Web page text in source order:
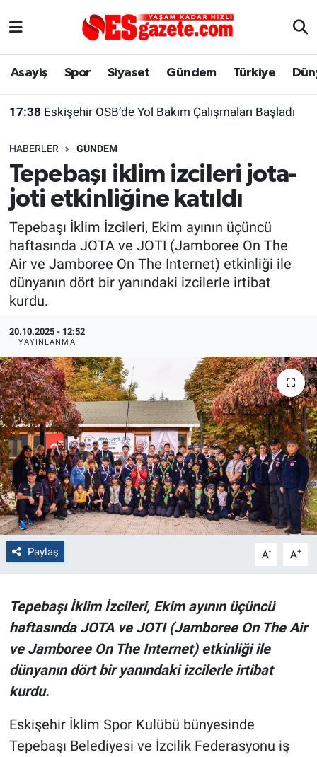
Asayiş Spor Siyaset Gündem Türkiye
17:38 Eskişehir OSB’de Yol Bakım Çalışmaları Başladı
HABERLER GÜNDEM
Tepebaşı iklim izcileri jota-
joti etkinliğine katıldı
Tepebaşı İklim İzcileri, Ekim ayının üçüncü
haftasında JOTA ve JOTI (Jamboree On The
Air ve Jamboree On The Internet) etkinliği ile
dünyanın dört bir yanındaki izcilerle irtibat
kurdu.
20.10.2025 - 12:52
YAYINLANMA
Paylaş A- A+
Tepebaşı İklim İzcileri, Ekim ayının üçüncü
haftasında JOTA ve JOTI (Jamboree On The Air
ve Jamboree On The Internet) etkinliği ile
dünyanın dört bir yanındaki izcilerle irtibat
kurdu.
Eskişehir İklim Spor Kulübü bünyesinde
Tepebaşı Belediyesi ve İzcilik Federasyonu iş
Asayiş
Gündem
Türkiye
Dünya
Sağlık
Alış-Veriş/İş dünyası
Yaşam
Eskişehirspor Arşivi
Eskişehir Arşivi
Röportaj
Ekonomi
Kültür Sanat
Politika
Bilecik
Kütahya
Gezi
Genel
Çevre
Yerel
Magazin
Bilim ve Teknoloji
Eskişehir Nöbetçi Eczaneler
Süper Lig Puan Durumu ve Fikstür
Tüm Manşetler
Son Dakika Haberleri
Haber Arşivi